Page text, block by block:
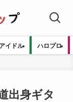
アイドル ハロプロ
出身ギタ